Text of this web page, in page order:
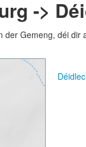
->
Gemeng, déi